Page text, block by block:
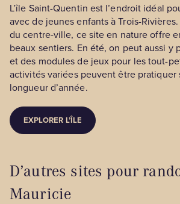
L’île Saint-Quentin est l’endroit idéal
avec de jeunes enfants à Trois-
du centre-ville, ce site en nature offre
beaux sentiers. En été, on peut aussi y
et des modules de jeux pour les tout-
activités variées peuvent être pratiquer
longueur d’année.
EXPLORER L’ÎLE
D’autres sites pour
Mauricie